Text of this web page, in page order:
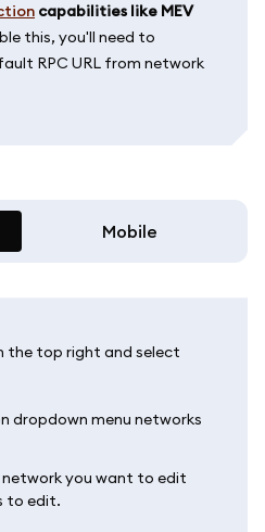
capabilities like MEV
this, you'll need to
RPC URL from network
Mobile
the top right and select
you want to edit
to edit.